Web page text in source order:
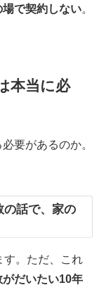
で契約しない。
本当に必
要があるのか。
の話で、家の
す。ただ、これ
だいたい10年